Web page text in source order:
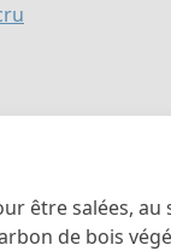
être salées, au
de bois